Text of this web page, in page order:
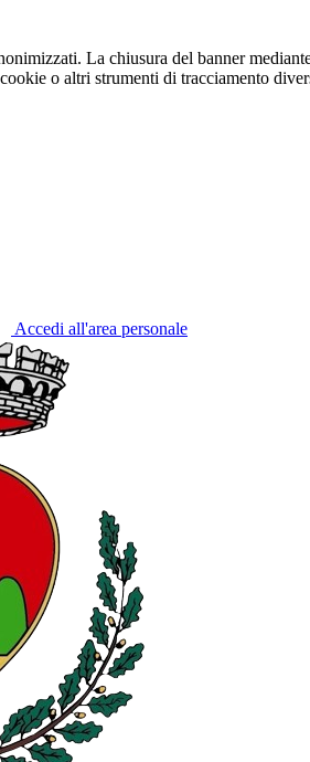
La chiusura del banner
o altri strumenti di tracciamento
Accedi all'area personale